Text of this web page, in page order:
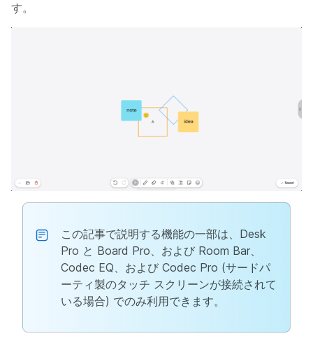
す。
この記事で説明する機能の一部は、Desk
Pro と Board Pro、および Room Bar、
Codec EQ、および Codec Pro (サードパ
ーティ製のタッチ スクリーンが接続されて
いる場合) でのみ利用できます。